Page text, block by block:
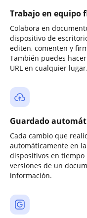
Trabajo en equipo
Colabora en
dispositivo de
editen, comenten y
También puedes
URL en cualquier lugar.
Guardado
Cada cambio que
automáticamente en
dispositivos en tiempo
versiones de un
información.